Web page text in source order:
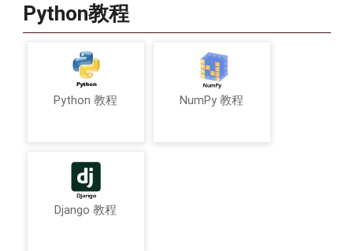
Python教程
Python 教程 NumPy 教程
Django 教程